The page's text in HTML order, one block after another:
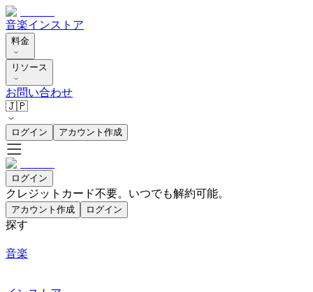
音楽インストア
料金
リソース
お問い合わせ
🇯🇵
ログイン アカウント作成
ログイン
クレジットカード不要。いつでも解約可能。
アカウント作成 ログイン
探す
音楽